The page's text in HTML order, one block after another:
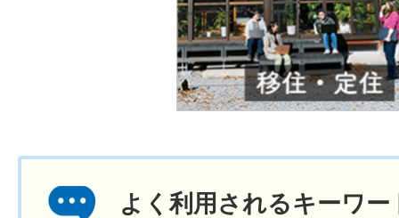
よく利用されるキーワー